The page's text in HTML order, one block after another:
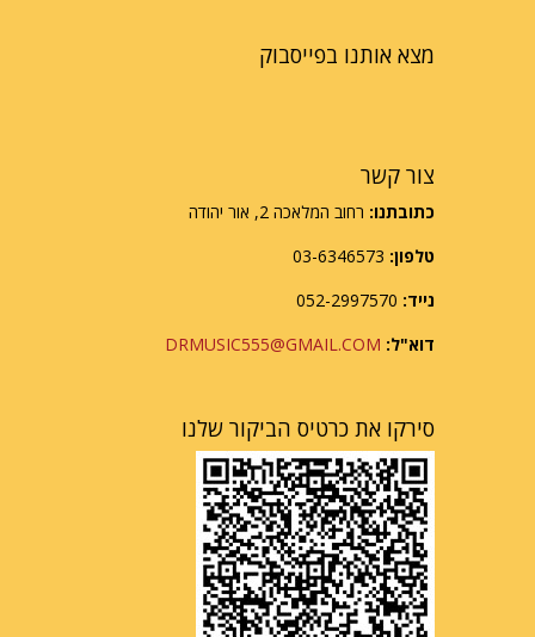
מצא אותנו בפייסבוק
צור קשר
כתובתנו: רחוב המלאכה 2, אור יהודה
טלפון:
נייד:
דוא"ל: DRMUSIC555@GMAIL.COM
סירקו את כרטיס הביקור שלנו